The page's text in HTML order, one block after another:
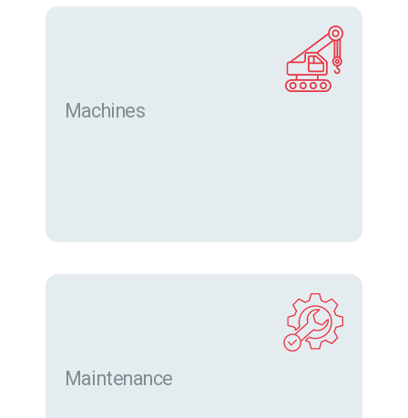
Machines
Maintenance